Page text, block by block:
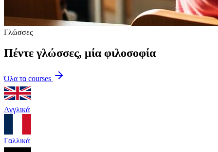
Γλώσσες
Πέντε γλώσσες, μία φιλοσοφία
Όλα τα courses
Αγγλικά
Γαλλικά